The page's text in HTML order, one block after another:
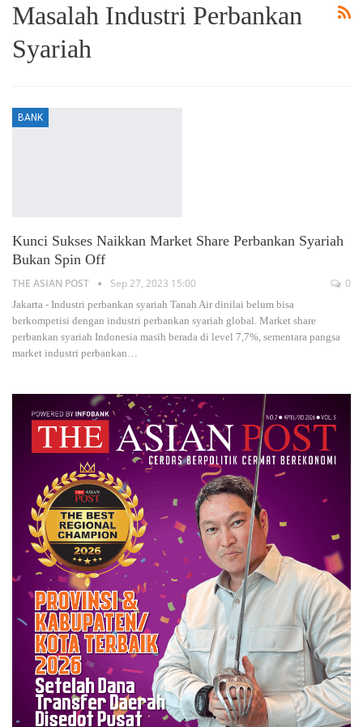
Masalah Industri Perbankan
Syariah
BANK
Kunci Sukses Naikkan Market Share Perbankan Syariah
Bukan Spin Off
THE ASIAN POST Sep 27, 2023 15:00 0
Jakarta - Industri perbankan syariah Tanah Air dinilai belum bisa
berkompetisi dengan industri perbankan syariah global. Market share
perbankan syariah Indonesia masih berada di level 7,7%, sementara pangsa
market industri perbankan